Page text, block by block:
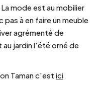
mode est au mobilier
à en faire un meuble
agrémenté de
au jardin l'été orné de
Taman c'est ici